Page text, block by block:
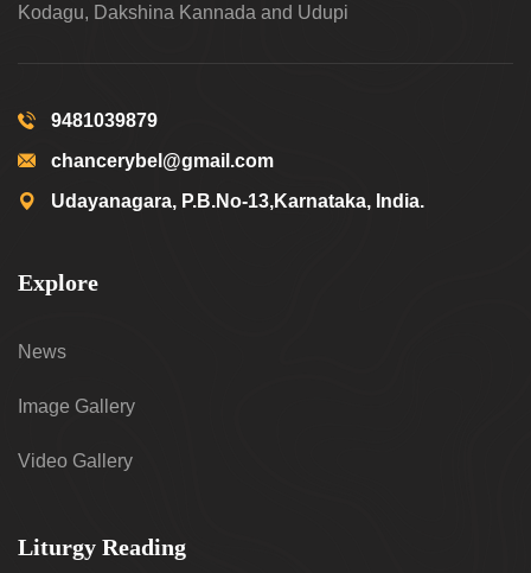
Kodagu, Dakshina Kannada and Udupi
9481039879
chancerybel@gmail.com
Udayanagara, P.B.No-13,Karnataka, India.
Explore
News
Image Gallery
Video Gallery
Liturgy Reading